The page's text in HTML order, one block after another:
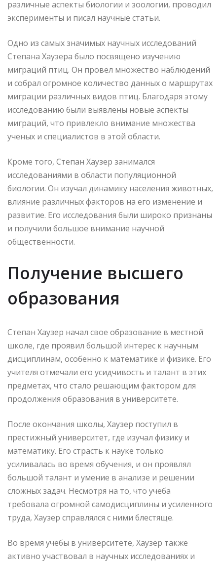
различные аспекты биологии и зоологии, проводил
эксперименты и писал научные статьи.
Одно из самых значимых научных исследований
Степана Хаузера было посвящено изучению
миграций птиц. Он провел множество наблюдений
и собрал огромное количество данных о маршрутах
миграции различных видов птиц. Благодаря этому
исследованию были выявлены новые аспекты
миграций, что привлекло внимание множества
ученых и специалистов в этой области.
Кроме того, Степан Хаузер занимался
исследованиями в области популяционной
биологии. Он изучал динамику населения животных,
влияние различных факторов на его изменение и
развитие. Его исследования были широко признаны
и получили большое внимание научной
общественности.
Получение высшего
образования
Степан Хаузер начал свое образование в местной
школе, где проявил большой интерес к научным
дисциплинам, особенно к математике и физике. Его
учителя отмечали его усидчивость и талант в этих
предметах, что стало решающим фактором для
продолжения образования в университете.
После окончания школы, Хаузер поступил в
престижный университет, где изучал физику и
математику. Его страсть к науке только
усиливалась во время обучения, и он проявлял
большой талант и умение в анализе и решении
сложных задач. Несмотря на то, что учеба
требовала огромной самодисциплины и усиленного
труда, Хаузер справлялся с ними блестяще.
Во время учебы в университете, Хаузер также
активно участвовал в научных исследованиях и